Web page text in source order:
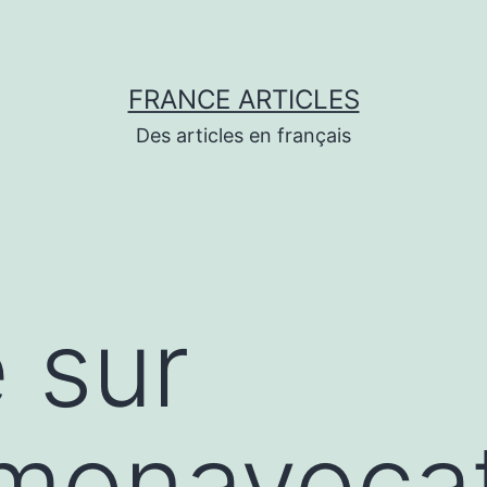
FRANCE ARTICLES
Des articles en français
sur